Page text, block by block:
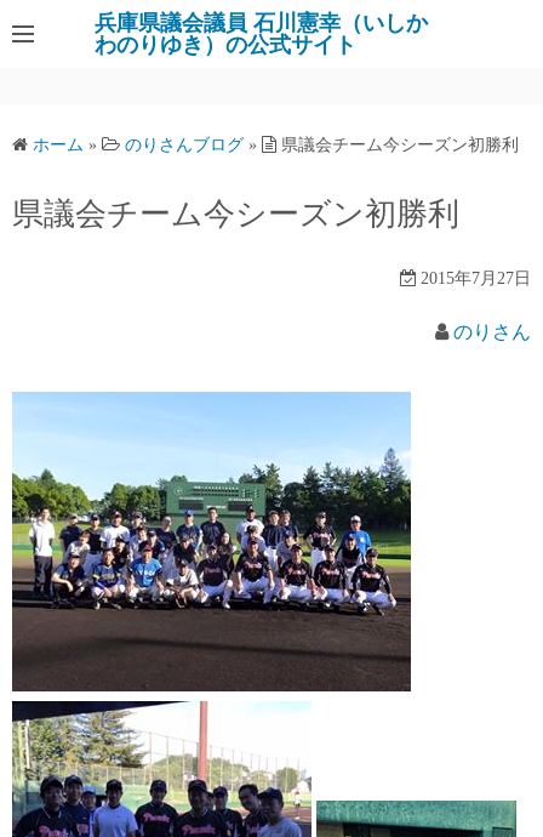
ン
ツ
ス
兵庫県議会議員 石川憲幸（いしか
わのりゆき）の公式サイト
ホーム » のりさんブログ » 県議会チーム今シーズン初勝利
県議会チーム今シーズン初勝利
2015年7月27日
のりさん